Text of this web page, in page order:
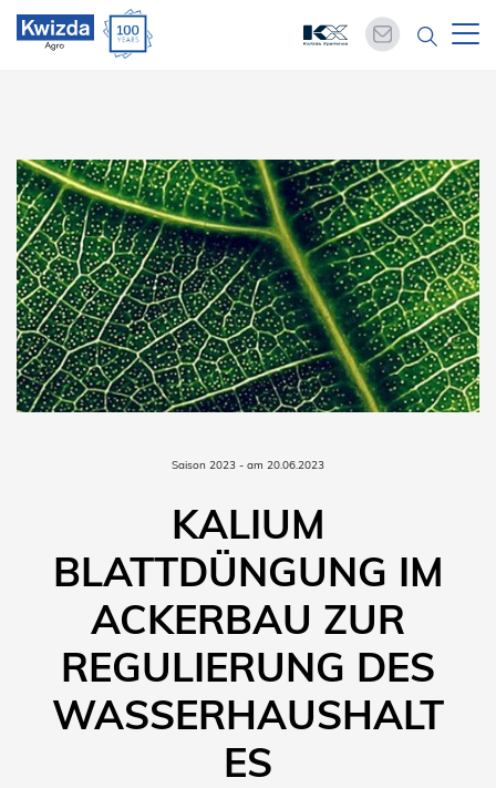
Saison 2023 - am 20.06.2023
KALIUM
BLATTDÜNGUNG IM
ACKERBAU ZUR
REGULIERUNG DES
WASSERHAUSHALT
ES